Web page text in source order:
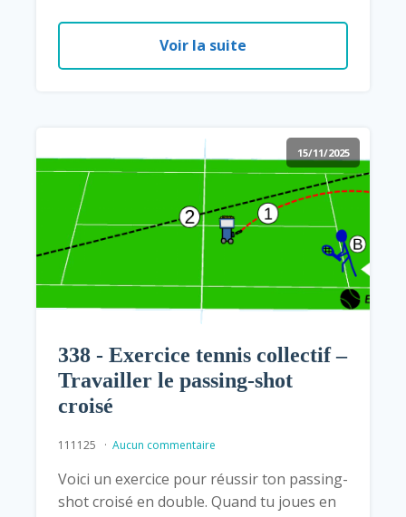
Voir la suite
15/11/2025
338 - Exercice tennis collectif –
Travailler le passing-shot
croisé
111125 Aucun commentaire
Voici un exercice pour réussir ton passing-
shot croisé en double. Quand tu joues en